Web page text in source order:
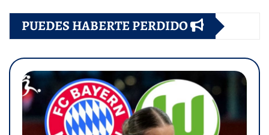
PUEDES HABERTE PERDIDO